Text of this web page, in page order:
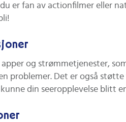
er fan av actionfilmer eller
og strømmetjenester,
problemer. Det er også
din seeropplevelse blitt